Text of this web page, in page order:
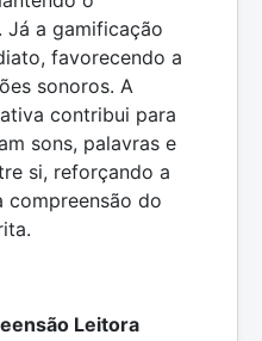
Já a gamificação
favorecendo a
sonoros. A
contribui para
sons, palavras e
si, reforçando a
compreensão do
Leitora